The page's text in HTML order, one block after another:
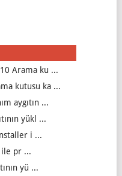
Arama ku ...
kutusu ka ...
aygıtın ...
yükl ...
i ...
ile pr ...
yü ...